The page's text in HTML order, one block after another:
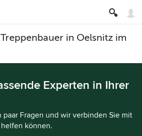
in Oelsnitz im
Experten in Ihrer
paar Fragen und wir verbinden Sie mit
können.